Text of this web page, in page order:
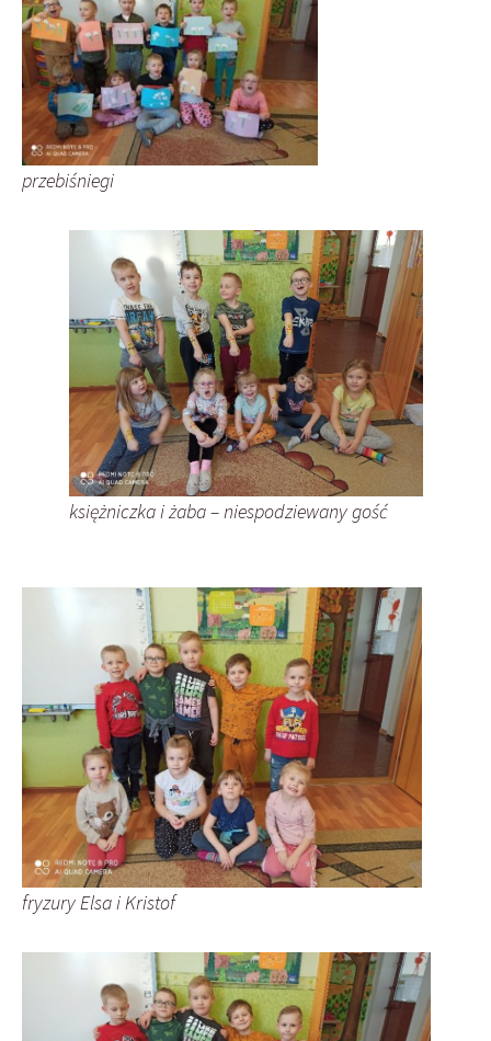
przebiśniegi
księżniczka i żaba – niespodziewany gość
fryzury Elsa i Kristof